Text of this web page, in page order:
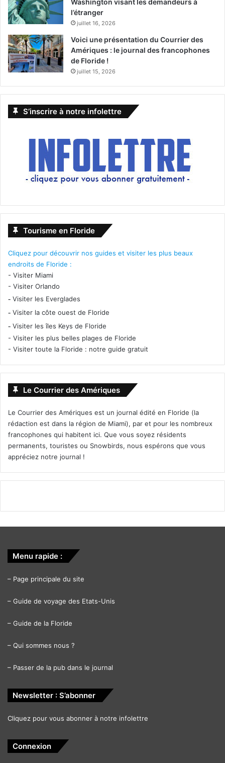
Washington visant les demandeurs à
l’étranger
juillet 16, 2026
Voici une présentation du Courrier des
Amériques : le journal des francophones
de Floride !
juillet 15, 2026
S’inscrire à notre infolettre
Tourisme en Floride
Cliquez pour découvrir nos guides et visiter les plus beaux
endroits de Floride :
- Visiter Miami
- Visiter Orlando
- Visiter les Everglades
- Visiter la côte ouest de Floride
- Visiter les îles Keys de Floride
- Visiter les plus belles plages de Floride
- Visiter toute la Floride : notre guide gratuit
Le Courrier des Amériques
Le Courrier des Amériques est un journal édité en Floride (la
rédaction est dans la région de Miami), par et pour les nombreux
francophones qui habitent ici. Que vous soyez résidents
permanents, touristes ou Snowbirds, nous espérons que vous
appréciez notre journal !
Menu rapide :
– Page principale du site
– Guide de voyage des Etats-Unis
– Guide de la Floride
– Qui sommes nous ?
– Passer de la pub dans le journal
Newsletter : S’abonner
Cliquez pour vous abonner à notre infolettre
Connexion